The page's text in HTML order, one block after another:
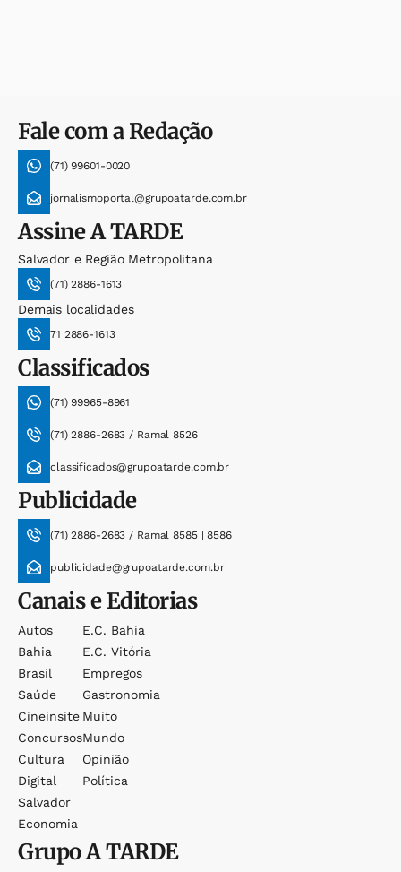
Fale com a Redação
(71) 99601-0020
jornalismoportal@grupoatarde.com.br
AssineA TARDE
Salvador e Região Metropolitana
(71) 2886-1613
Demais localidades
71 2886-1613
Classificados
(71) 99965-8961
(71) 2886-2683 / Ramal 8526
classificados@grupoatarde.com.br
Publicidade
(71) 2886-2683 / Ramal 8585 | 8586
publicidade@grupoatarde.com.br
Canais e Editorias
Autos
Bahia
Brasil
Saúde
Cineinsite
Concursos
Cultura
Digital
Salvador
Economia
E.c. Bahia
E.c. Vitória
Empregos
Gastronomia
Muito
Mundo
Opinião
Política
GrupoA TARDE